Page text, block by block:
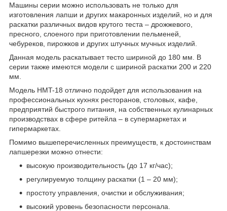
Машины серии можно использовать не только для
изготовления лапши и других макаронных изделий, но и для
раскатки различных видов крутого теста – дрожжевого,
пресного, слоеного при приготовлении пельменей,
чебуреков, пирожков и других штучных мучных изделий.
Данная модель раскатывает тесто шириной до 180 мм. В
серии также имеются модели с шириной раскатки 200 и 220
мм.
Модель HMT-18 отлично подойдет для использования на
профессиональных кухнях ресторанов, столовых, кафе,
предприятий быстрого питания, на собственных кулинарных
производствах в сфере ритейла – в супермаркетах и
гипермаркетах.
Помимо вышеперечисленных преимуществ, к достоинствам
лапшерезки можно отнести:
высокую производительность (до 17 кг/час);
регулируемую толщину раскатки (1 – 20 мм);
простоту управления, очистки и обслуживания;
высокий уровень безопасности персонала.